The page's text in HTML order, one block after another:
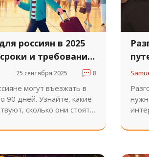
россиян в 2025
и требования
25 сентября 2025 8
могут въезжать в
90 дней. Узнайте, какие
сколько они стоят,
新 правилам.